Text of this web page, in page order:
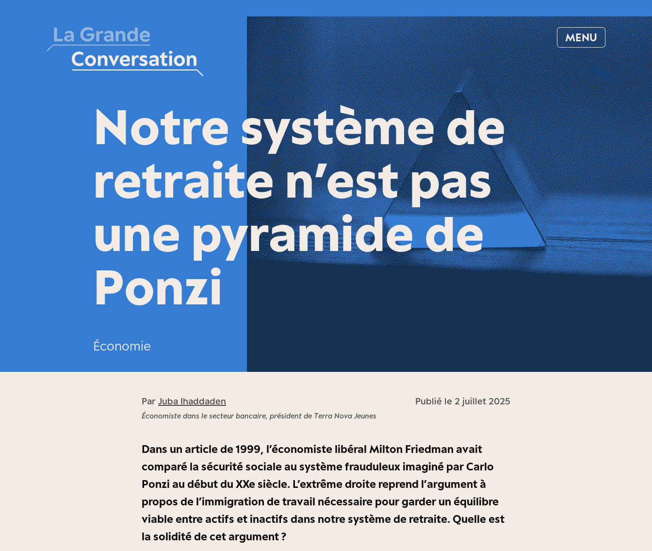
MENU
Notre système de
retraite n’est pas
une pyramide de
Ponzi
Économie
Publié le 2 juillet 2025
Par Juba Ihaddaden
Économiste dans le secteur bancaire, président de Terra Nova Jeunes
Dans un article de 1999, l’économiste libéral Milton Friedman avait
comparé la sécurité sociale au système frauduleux imaginé par Carlo
Ponzi au début du XXe siècle. L’extrême droite reprend l’argument à
propos de l’immigration de travail nécessaire pour garder un équilibre
viable entre actifs et inactifs dans notre système de retraite. Quelle est
la solidité de cet argument ?